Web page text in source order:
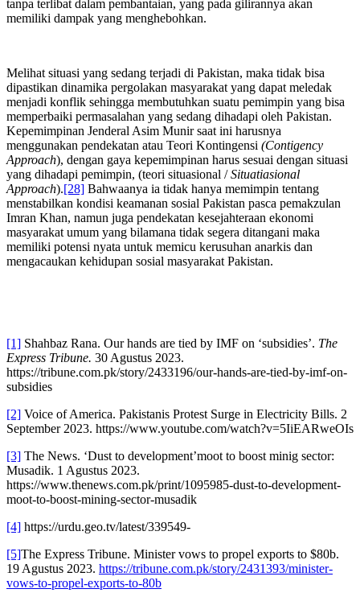
tanpa terlibat dalam pembantaian, yang pada gilirannya akan
memiliki dampak yang menghebohkan.
Melihat situasi yang sedang terjadi di Pakistan, maka tidak bisa
dipastikan dinamika pergolakan masyarakat yang dapat meledak
menjadi konflik sehingga membutuhkan suatu pemimpin yang bisa
memperbaiki permasalahan yang sedang dihadapi oleh Pakistan.
Kepemimpinan Jenderal Asim Munir saat ini harusnya
menggunakan pendekatan atau Teori Kontingensi (Contigency
Approach), dengan gaya kepemimpinan harus sesuai dengan situasi
yang dihadapi pemimpin, (teori situasional /Situatiasional
Approach).[28] Bahwaanya ia tidak hanya memimpin tentang
menstabilkan kondisi keamanan sosial Pakistan pasca pemakzulan
Imran Khan, namun juga pendekatan kesejahteraan ekonomi
masyarakat umum yang bilamana tidak segera ditangani maka
memiliki potensi nyata untuk memicu kerusuhan anarkis dan
mengacaukan kehidupan sosial masyarakat Pakistan.
[1] Shahbaz Rana. Our hands are tied by IMF on ‘subsidies’. The
Express Tribune. 30 Agustus 2023.
https://tribune.com.pk/story/2433196/our-hands-are-tied-by-imf-on-
subsidies
[2] Voice of America. Pakistanis Protest Surge in Electricity Bills. 2
September 2023. https://www.youtube.com/watch?v=5IiEARweOIs
[3] The News. ‘Dust to development’moot to boost minig sector:
Musadik. 1 Agustus 2023.
https://www.thenews.com.pk/print/1095985-dust-to-development-
moot-to-boost-mining-sector-musadik
[4] https://urdu.geo.tv/latest/339549-
[5]The Express Tribune. Minister vows to propel exports to $80b.
19 Agustus 2023. https://tribune.com.pk/story/2431393/minister-
vows-to-propel-exports-to-80b